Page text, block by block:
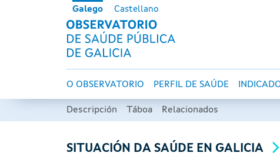
Ir o contido principalGalego Castellano
Navegación principal
O OBSERVATORIO PERFIL DE SAÚDE
Descripción Táboa Relacionados
SITUACIÓN DA SAÚDE EN GALICIA